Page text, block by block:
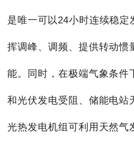
是唯一可以24小时连续稳定
挥调峰、调频、提供转动惯
能。同时，在极端气象条件
和光伏发电受阻、储能电站
光热发电机组可利用天然气